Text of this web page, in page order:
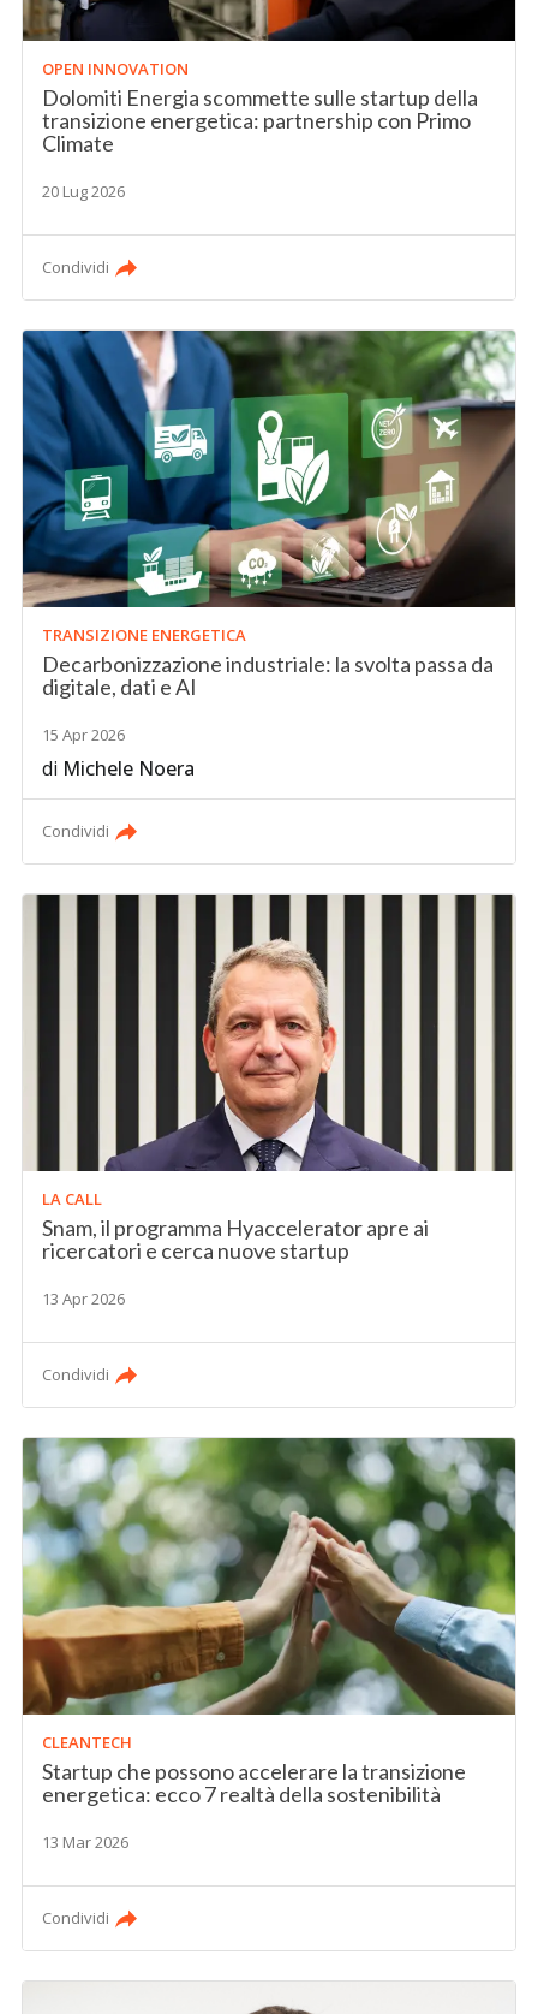
OPEN INNOVATION
Dolomiti Energia scommette sulle startup della
transizione energetica: partnership con Primo
Climate
20 Lug 2026
Condividi
TRANSIZIONE ENERGETICA
Decarbonizzazione industriale: la svolta passa da
digitale, dati e AI
15 Apr 2026
di Michele Noera
Condividi
LA CALL
Snam, il programma Hyaccelerator apre ai
ricercatori e cerca nuove startup
13 Apr 2026
Condividi
CLEANTECH
Startup che possono accelerare la transizione
energetica: ecco 7 realtà della sostenibilità
13 Mar 2026
Condividi